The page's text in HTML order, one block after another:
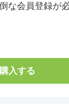
な会員登録が
入する